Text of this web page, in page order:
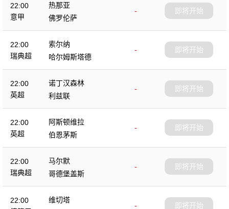
22:00
意甲
热那亚
-
佛罗伦萨
即将开始
22:00
瑞典超
索尔纳
-
哈尔姆斯塔德
即将开始
22:00
英超
诺丁汉森林
-
利兹联
即将开始
22:00
英超
阿斯顿维拉
-
伯恩茅斯
即将开始
22:00
瑞典超
马尔默
-
哥德堡盖斯
即将开始
22:00
维切塔
-
即将开始